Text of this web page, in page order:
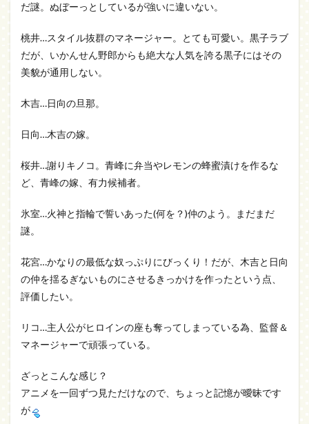
だ謎。ぬぼーっとしているが強いに違いない。
桃井…スタイル抜群のマネージャー。とても可愛い。黒子ラブ
だが、いかんせん野郎からも絶大な人気を誇る黒子にはその
美貌が通用しない。
木吉…日向の旦那。
日向…木吉の嫁。
桜井…謝りキノコ。青峰に弁当やレモンの蜂蜜漬けを作るな
ど、青峰の嫁、有力候補者。
氷室…火神と指輪で誓いあった(何を？)仲のよう。まだまだ
謎。
花宮…かなりの最低な奴っぷりにびっくり！だが、木吉と日向
の仲を揺るぎないものにさせるきっかけを作ったという点、
評価したい。
リコ…主人公がヒロインの座も奪ってしまっている為、監督＆
マネージャーで頑張っている。
ざっとこんな感じ？
アニメを一回ずつ見ただけなので、ちょっと記憶が曖昧です
が